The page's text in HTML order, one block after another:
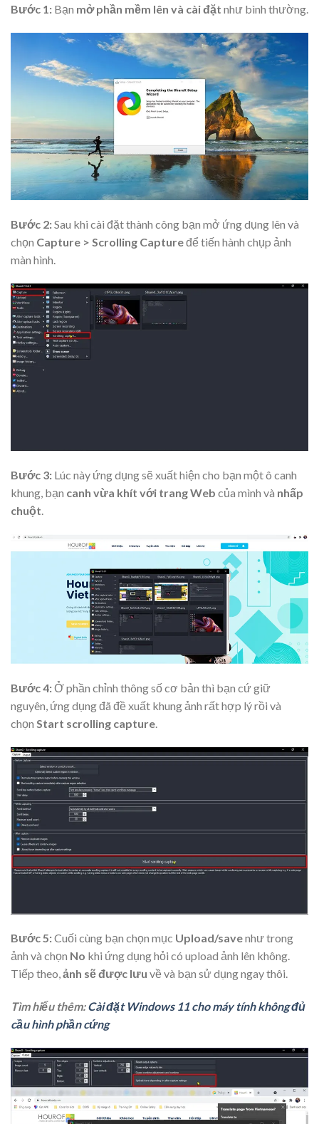
Bước 1: Bạn mở phần mềm lên và cài đặt như bình thường.
Bước 2:Sau khi cài đặt thành công bạn mở ứng dụng lên và
chọn Capture > Scrolling Captuređể tiến hành chụp ảnh
màn hình.
Bước 3: Lúc này ứng dụng sẽ xuất hiện cho bạn một ô canh
khung, bạn canh vừa khít với trang Web của mình và nhấp
chuột
Bước 4:Ở phần chỉnh thông số cơ bản thì bạn cứ giữ
nguyên, ứng dụng đã đề xuất khung ảnh rất hợp lý rồi và
chọn Start scrolling capture
Bước 5:Cuối cùng bạn chọn mục Upload/savenhư trong
ảnh và chọn No khi ứng dụng hỏi có upload ảnh lên không.
Tiếp theo,ảnh sẽ được lưu về và bạn sử dụng ngay thôi.
Tìm hiểu thêm:Cài đặt Windows 11 cho máy tính không đủ
cầu hình phần cứng